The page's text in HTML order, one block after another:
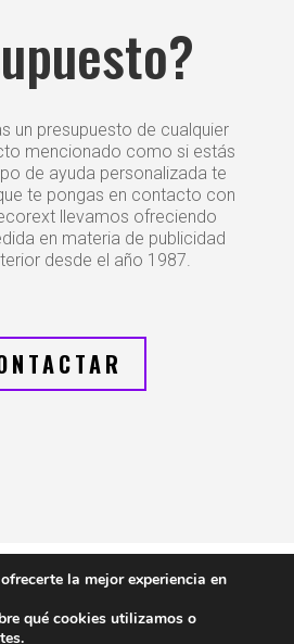
un presupuesto de cualquier
mencionado como si estás
de ayuda personalizada te
te pongas en contacto con
llevamos ofreciendo
en materia de publicidad
desde el año 1987.
y Creación de Rótulos y Luminosos
en Málaga
la mejor experiencia en
qué cookies utilizamos o
.